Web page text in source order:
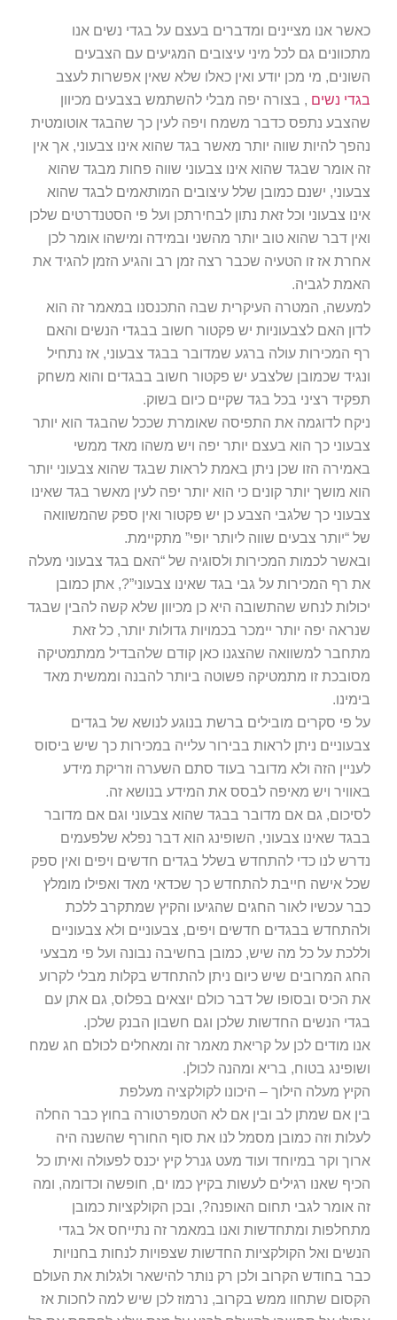
כאשר אנו מציינים ומדברים בעצם על בגדי נשים אנו
מתכוונים גם לכל מיני עיצובים המגיעים עם הצבעים
השונים, מי מכן יודע ואין כאלו שלא שאין אפשרות לעצב
בגדי נשים , בצורה יפה מבלי להשתמש בצבעים מכיוון
שהצבע נתפס כדבר משמח ויפה לעין כך שהבגד אוטומטית
נהפך להיות שווה יותר מאשר בגד שהוא אינו צבעוני, אך אין
זה אומר שבגד שהוא אינו צבעוני שווה פחות מבגד שהוא
צבעוני, ישנם כמובן שלל עיצובים המותאמים לבגד שהוא
אינו צבעוני וכל זאת נתון לבחירתכן ועל פי הסטנדרטים שלכן
ואין דבר שהוא טוב יותר מהשני ובמידה ומישהו אומר לכן
אחרת אז זו הטעיה שכבר רצה זמן רב והגיע הזמן להגיד את
האמת לגביה.
למעשה, המטרה העיקרית שבה התכנסנו במאמר זה הוא
לדון האם לצבעוניות יש פקטור חשוב בבגדי הנשים והאם
רף המכירות עולה ברגע שמדובר בבגד צבעוני, אז נתחיל
ונגיד שכמובן שלצבע יש פקטור חשוב בבגדים והוא משחק
תפקיד רציני בכל בגד שקיים כיום בשוק.
ניקח לדוגמה את התפיסה שאומרת שככל שהבגד הוא יותר
צבעוני כך הוא בעצם יותר יפה ויש משהו מאד ממשי
באמירה הזו שכן ניתן באמת לראות שבגד שהוא צבעוני יותר
הוא מושך יותר קונים כי הוא יותר יפה לעין מאשר בגד שאינו
צבעוני כך שלגבי הצבע כן יש פקטור ואין ספק שהמשוואה
של “יותר צבעים שווה ליותר יופי” מתקיימת.
ובאשר לכמות המכירות ולסוגיה של “האם בגד צבעוני מעלה
את רף המכירות על גבי בגד שאינו צבעוני”?, אתן כמובן
יכולות לנחש שהתשובה היא כן מכיוון שלא קשה להבין שבגד
שנראה יפה יותר יימכר בכמויות גדולות יותר, כל זאת
מתחבר למשוואה שהצגנו כאן קודם שלהבדיל ממתמטיקה
מסובכת זו מתמטיקה פשוטה ביותר להבנה וממשית מאד
בימינו.
על פי סקרים מובילים ברשת בנוגע לנושא של בגדים
צבעוניים ניתן לראות בבירור עלייה במכירות כך שיש ביסוס
לעניין הזה ולא מדובר בעוד סתם השערה וזריקת מידע
באוויר ויש מאיפה לבסס את המידע בנושא זה.
לסיכום, גם אם מדובר בבגד שהוא צבעוני וגם אם מדובר
בבגד שאינו צבעוני, השופינג הוא דבר נפלא שלפעמים
נדרש לנו כדי להתחדש בשלל בגדים חדשים ויפים ואין ספק
שכל אישה חייבת להתחדש כך שכדאי מאד ואפילו מומלץ
כבר עכשיו לאור החגים שהגיעו והקיץ שמתקרב ללכת
ולהתחדש בבגדים חדשים ויפים, צבעוניים ולא צבעוניים
וללכת על כל מה שיש, כמובן בחשיבה נבונה ועל פי מבצעי
החג המרובים שיש כיום ניתן להתחדש בקלות מבלי לקרוע
את הכיס ובסופו של דבר כולם יוצאים בפלוס, גם אתן עם
בגדי הנשים החדשות שלכן וגם חשבון הבנק שלכן.
אנו מודים לכן על קריאת מאמר זה ומאחלים לכולם חג שמח
ושופינג בטוח, בריא ומהנה לכולן.
הקיץ מעלה הילוך – היכונו לקולקציה מעלפת
בין אם שמתן לב ובין אם לא הטמפרטורה בחוץ כבר החלה
לעלות וזה כמובן מסמל לנו את סוף החורף שהשנה היה
ארוך וקר במיוחד ועוד מעט גנרל קיץ יכנס לפעולה ואיתו כל
הכיף שאנו רגילים לעשות בקיץ כמו ים, חופשה וכדומה, ומה
זה אומר לגבי תחום האופנה?, ובכן הקולקציות כמובן
מתחלפות ומתחדשות ואנו במאמר זה נתייחס אל בגדי
הנשים ואל הקולקציות החדשות שצפויות לנחות בחנויות
כבר בחודש הקרוב ולכן רק נותר להישאר ולגלות את העולם
הקסום שתחוו ממש בקרוב, נרמוז לכן שיש למה לחכות אז